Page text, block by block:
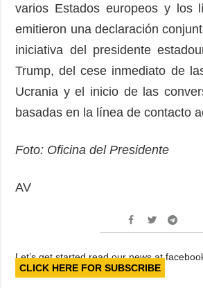
varios Estados europeos y los
emitieron una declaración
iniciativa del presidente
Trump, del cese inmediato de
Ucrania y el inicio de las
basadas en la línea de contacto
Foto: Oficina del Presidente
AV
Let’s get started read our news at
CLICK HERE FOR SUBSCRIBE